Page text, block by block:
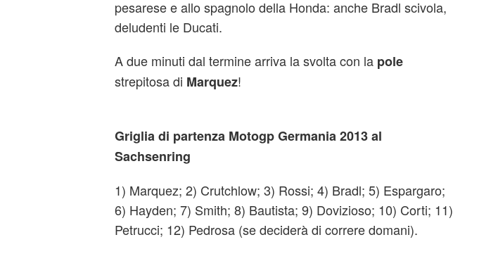
pesarese e allo spagnolo della Honda: anche Bradl scivola,
deludenti le Ducati.
A due minuti dal termine arriva la svolta con la pole
strepitosa di Marquez!
Griglia di partenza Motogp Germania 2013 al
Sachsenring
1) Marquez; 2) Crutchlow; 3) Rossi; 4) Bradl; 5) Espargaro;
6) Hayden; 7) Smith; 8) Bautista; 9) Dovizioso; 10) Corti; 11)
Petrucci; 12) Pedrosa (se deciderà di correre domani).